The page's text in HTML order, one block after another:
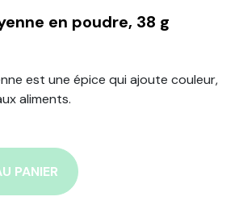
en poudre, 38 g
est une épice qui ajoute couleur,
aliments.
PANIER